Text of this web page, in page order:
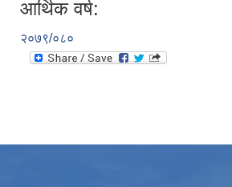
आर्थिक वर्ष:
२०७९/०८०